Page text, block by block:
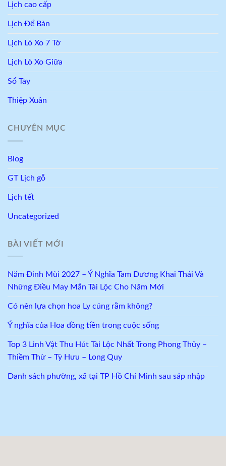
Lịch cao cấp
Lịch Để Bàn
Lịch Lò Xo 7 Tờ
Lịch Lò Xo Giữa
Sổ Tay
Thiệp Xuân
CHUYÊN MỤC
Blog
GT Lịch gỗ
Lịch tết
Uncategorized
BÀI VIẾT MỚI
Năm Đinh Mùi 2027 – Ý Nghĩa Tam Dương Khai Thái Và
Những Điều May Mắn Tài Lộc Cho Năm Mới
Có nên lựa chọn hoa Ly cúng rằm không?
Ý nghĩa của Hoa đồng tiền trong cuộc sống
Top 3 Linh Vật Thu Hút Tài Lộc Nhất Trong Phong Thủy –
Thiềm Thừ – Tỳ Hưu – Long Quy
Danh sách phường, xã tại TP Hồ Chí Minh sau sáp nhập